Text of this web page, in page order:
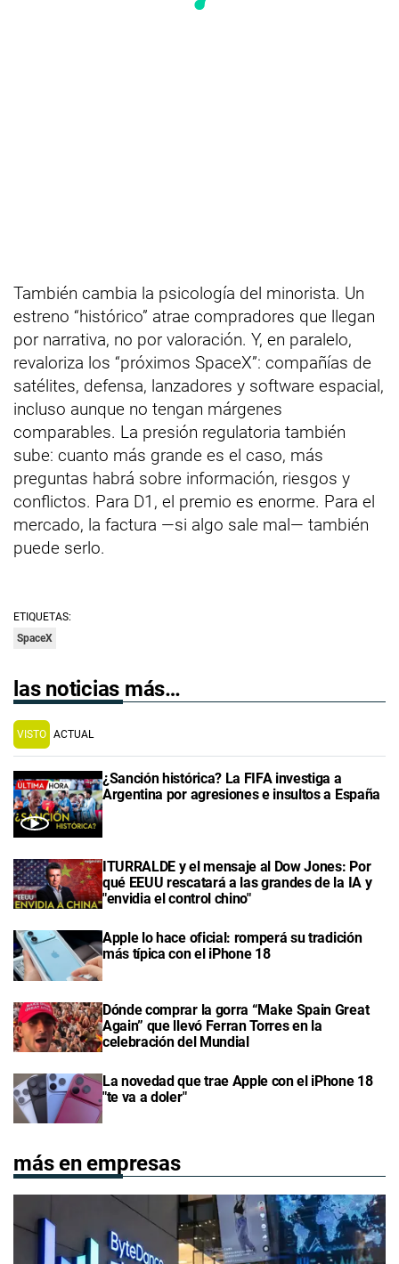
También cambia la psicología del minorista. Un
estreno “histórico” atrae compradores que llegan
por narrativa, no por valoración. Y, en paralelo,
revaloriza los “próximos SpaceX”: compañías de
satélites, defensa, lanzadores y software espacial,
incluso aunque no tengan márgenes
comparables. La presión regulatoria también
sube: cuanto más grande es el caso, más
preguntas habrá sobre información, riesgos y
conflictos. Para D1, el premio es enorme. Para el
mercado, la factura —si algo sale mal— también
puede serlo.
ETIQUETAS:
SpaceX
las noticias más…
VISTO ACTUAL
¿Sanción histórica? La FIFA investiga a
Argentina por agresiones e insultos a España
ITURRALDE y el mensaje al Dow Jones: Por
qué EEUU rescatará a las grandes de la IA y
"envidia el control chino"
Apple lo hace oficial: romperá su tradición
más típica con el iPhone 18
Dónde comprar la gorra “Make Spain Great
Again” que llevó Ferran Torres en la
celebración del Mundial
La novedad que trae Apple con el iPhone 18
"te va a doler"
más en empresas